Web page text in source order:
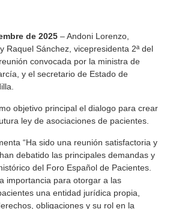
de 2025 – Andoni Lorenzo,
Raquel Sánchez, vicepresidenta 2ª del
convocada por la ministra de
y el secretario de Estado de
objetivo principal el dialogo para crear
ley de asociaciones de pacientes.
“Ha sido una reunión satisfactoria y
debatido las principales demandas y
del Foro Español de Pacientes.
importancia para otorgar a las
una entidad jurídica propia,
obligaciones y su rol en la